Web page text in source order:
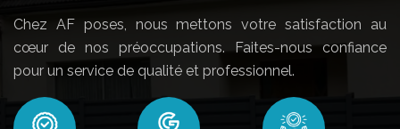
Chez AF poses, nous mettons votre satisfaction au
cœur de nos préoccupations. Faites-nous confiance
pour un service de qualité et professionnel.